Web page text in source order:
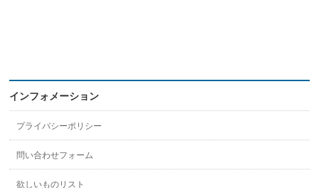
インフォメーション
プライバシーポリシー
問い合わせフォーム
欲しいものリスト